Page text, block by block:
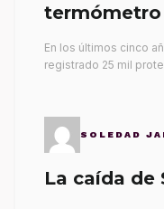
termómetro
En los últimos cinco
registrado 25 mil
SOLEDAD
La caída de